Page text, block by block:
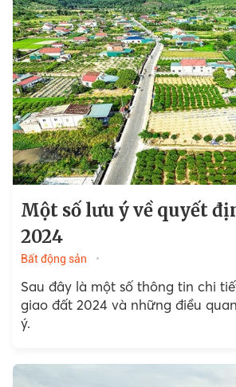
Một số lưu ý về quyết
2024
Bất động sản
Sau đây là một số thông tin chi
giao đất 2024 và những điều
ý.